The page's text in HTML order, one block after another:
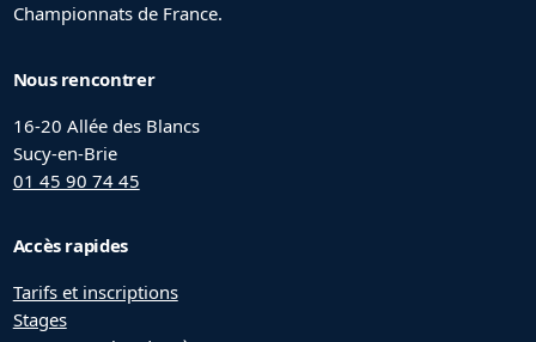
Championnats de France.
Nous rencontrer
16-20 Allée des Blancs
Sucy-en-Brie
01 45 90 74 45
Accès rapides
Tarifs et inscriptions
Stages